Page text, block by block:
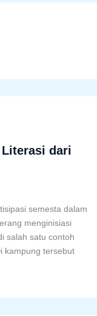
dari
semesta dalam
menginisiasi
salah satu contoh
kampung tersebut